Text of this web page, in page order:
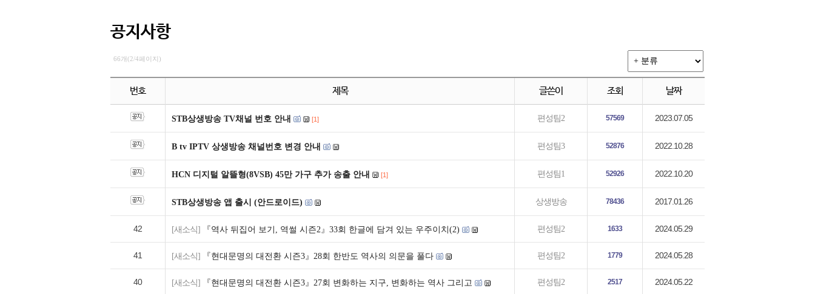
공지사항
66개(2/4페이지)
번호 제목 글쓴이 조회 날짜
STB상생방송 TV채널 번호 안내 [1] 편성팀2 57569 2023.07.05
B tv IPTV 상생방송 채널번호 변경 안내 편성팀3 52876 2022.10.28
HCN 디지털 알뜰형(8VSB) 45만 가구 추가 송출 안내 [1] 편성팀1 52926 2022.10.20
STB상생방송 앱 출시 (안드로이드) 상생방송 78436 2017.01.26
42 [새소식] 『역사 뒤집어 보기, 역썰 시즌2』33회 한글에 담겨 있는 우주이치(2) 편성팀2 1633 2024.05.29
41 [새소식] 『현대문명의 대전환 시즌3』28회 한반도 역사의 의문을 풀다 편성팀2 1779 2024.05.28
40 [새소식] 『현대문명의 대전환 시즌3』27회 변화하는 지구, 변화하는 역사 그리고 편성팀2 2517 2024.05.22